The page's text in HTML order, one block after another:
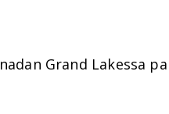
Grand Lakessa